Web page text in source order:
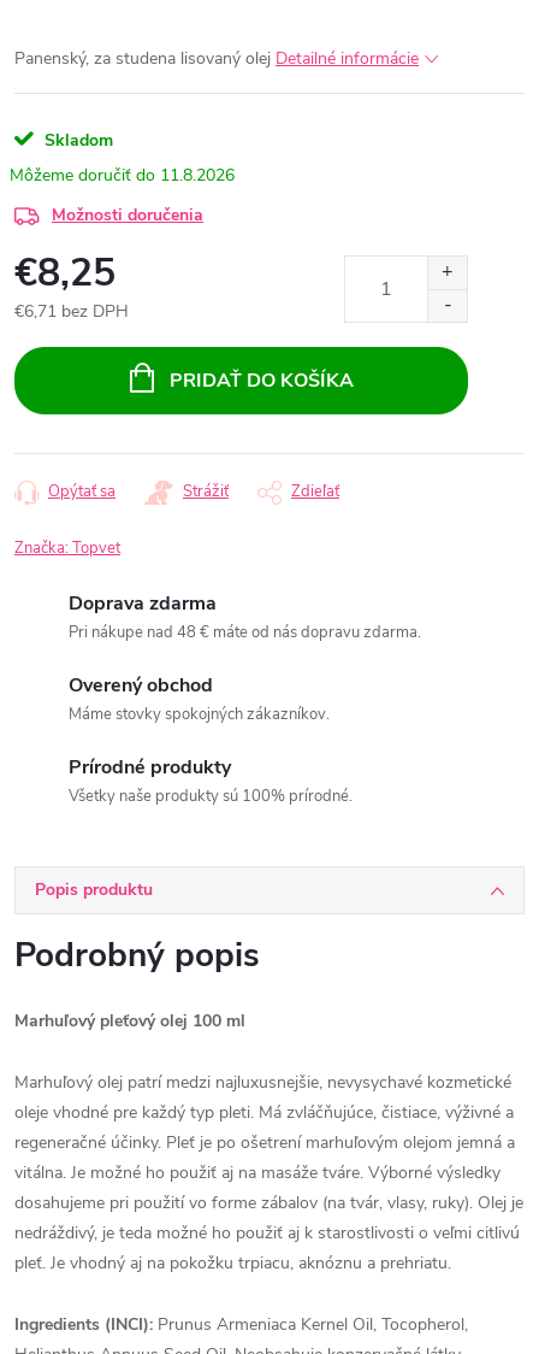
Panenský, za studena lisovaný olej Detailné informácie
Skladom
11.8.2026
Možnosti doručenia
€8,25
€6,71 bez DPH
cena:
PRIDAŤ DO KOŠÍKA
Opýtať sa Strážiť Zdieľať
Značka:Topvet
Doprava zdarma
Pri nákupe nad 48 € máte od nás dopravu zdarma.
Overený obchod
Máme stovky spokojných zákazníkov.
Prírodné produkty
Všetky naše produkty sú 100% prírodné.
Popis produktu
Podrobný popis
Marhuľový pleťový olej 100 ml
Marhuľový olej patrí medzi najluxusnejšie, nevysychavé kozmetické
oleje vhodné pre každý typ pleti. Má zvláčňujúce, čistiace, výživné a
regeneračné účinky. Pleť je po ošetrení marhuľovým olejom jemná a
vitálna. Je možné ho použiť aj na masáže tváre. Výborné výsledky
dosahujeme pri použití vo forme zábalov (na tvár, vlasy, ruky). Olej je
nedráždivý, je teda možné ho použiť aj k starostlivosti o veľmi citlivú
pleť. Je vhodný aj na pokožku trpiacu, aknóznu a prehriatu.
Ingredients (INCI): Prunus Armeniaca Kernel Oil, Tocopherol,